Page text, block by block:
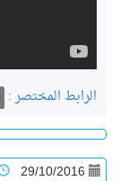
الرابط المختصر :
29/10/2016